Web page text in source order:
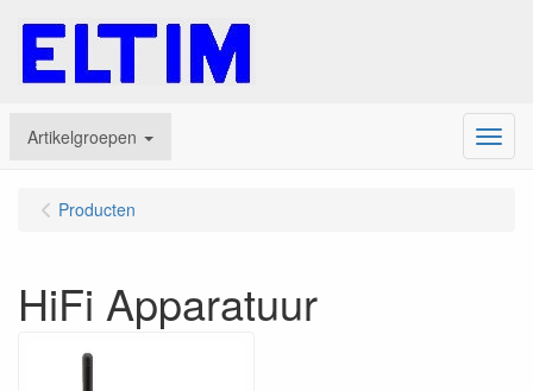
Artikelgroepen Menu
Producten
HiFi Apparatuur